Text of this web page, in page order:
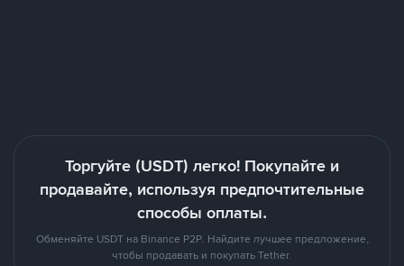
Торгуйте (USDT) легко! Покупайте и
продавайте, используя предпочтительные
способы оплаты.
Обменяйте USDT на Binance P2P. Найдите лучшее предложение,
чтобы продавать и покупать Tether.